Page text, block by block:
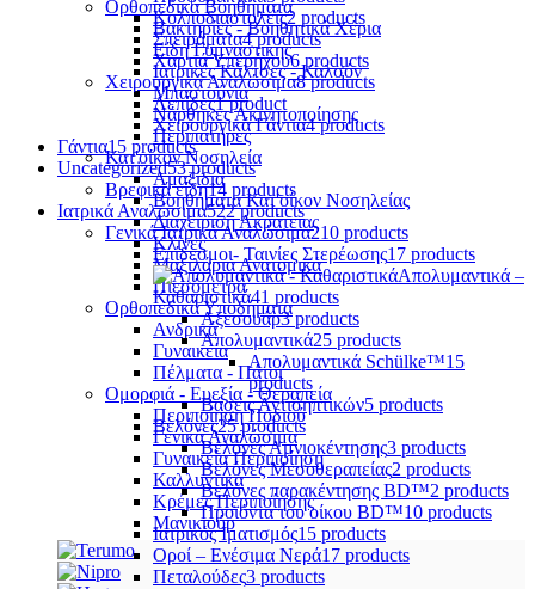
Ορθοπεδικά Βοηθήματα
Βακτηρίες - Βοηθητικά Χέρια
Είδη Γυμναστικής
Ιατρικές Κάλτσες - Καλσόν
Μπαστούνια
Νάρθηκες Ακινητοποίησης
Περιπατήρες
Κατ'οίκον Νοσηλεία
Αμαξίδια
Βοηθήματα Κατ'οίκον Νοσηλείας
Διαχείριση Ακράτειας
Κλίνες
Μαξιλάρια Ανατομικά
Πιεσόμετρα
Ορθοπεδικά Υποδήματα
Ανδρικά
Γυναικεία
Πέλματα - Πάτοι
Ομορφιά - Ευεξία - Θεραπεία
Περιποίηση Ποδιού
Γενικά Αναλώσιμα
Γυναικεία Περιποίηση
Καλλυντικά
Κρέμες Περιποίησης
Μανικιούρ
Κολποδιαστολείς2 products
Σπειράματα4 products
Χαρτιά Υπερήχου6 products
Χειρουργικά Αναλώσιμα8 products
Λεπίδες1 product
Χειρουργικά Γάντια4 products
Γάντια15 products
Uncategorized53 products
Βρεφικά είδη14 products
Ιατρικά Αναλώσιμα522 products
Γενικά Ιατρικά Αναλώσιμα210 products
Επίδεσμοι- Ταινίες Στερέωσης17 products
Απολυμαντικά –
Καθαριστικά41 products
Αξεσουάρ3 products
Απολυμαντικά25 products
Απολυμαντικά Schülke™15
products
Βάσεις Αντισηπτικών5 products
Βελόνες25 products
Βελόνες Αμνιοκέντησης3 products
Βελόνες Μεσοθεραπείας2 products
Βελόνες παρακέντησης BD™2 products
Προϊόντα του οίκου BD™10 products
Ιατρικός Ιματισμός15 products
Οροί – Ενέσιμα Νερά17 products
Πεταλούδες3 products